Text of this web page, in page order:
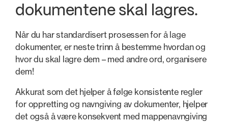
dokumentene skal lagres.
Når du har standardisert prosessen for å lage
dokumenter, er neste trinn å bestemme hvordan og
hvor du skal lagre dem – med andre ord, organisere
dem!
Akkurat som det hjelper å følge konsistente regler
for oppretting og navngiving av dokumenter, hjelper
det også å være konsekvent med mappenavngiving